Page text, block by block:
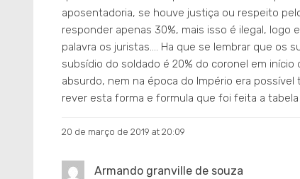
aposentadoria, se houve justiça ou respeito
responder apenas 30%, mais isso é ilegal, logo
palavra os juristas…. Ha que se lembrar que os
subsídio do soldado é 20% do coronel em
absurdo, nem na época do Império era
rever esta forma e formula que foi feita a tabela
20 de março de 2019 at 20:09
Armando granville de souza